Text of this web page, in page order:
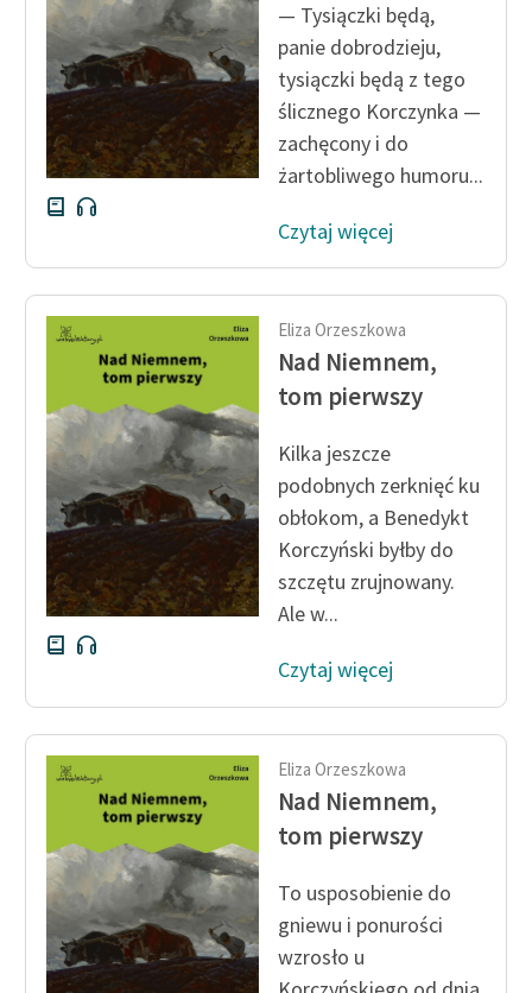
Wolnych Lektur
Logotypy
Materiały promocyjne
Polityka prywatności
Regulamin biblioteki
sprawozdania finansowe
Regulamin darowizn
Informacja o treściach
Deklaracja dostępności
— Tysiączki będą,
panie dobrodzieju,
tysiączki będą z tego
ślicznego Korczynka —
zachęcony i do
żartobliwego humoru...
Czytaj więcej
Eliza Orzeszkowa
Nad Niemnem,
tom pierwszy
Kilka jeszcze
podobnych zerknięć ku
obłokom, a Benedykt
Korczyński byłby do
szczętu zrujnowany.
Ale w...
Czytaj więcej
Eliza Orzeszkowa
Nad Niemnem,
tom pierwszy
To usposobienie do
gniewu i ponurości
wzrosło u